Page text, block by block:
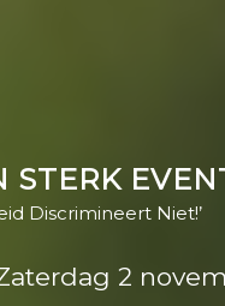
STERK
Discrimineert Niet!’
2